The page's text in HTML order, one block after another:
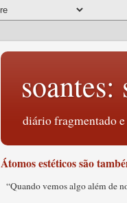
diário fragmentado
Átomos estéticos são
“Quando vemos algo além de